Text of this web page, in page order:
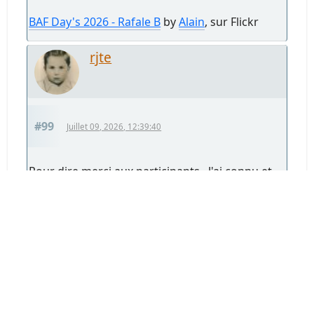
BAF Day's 2026 - Rafale B byAlain, sur Flickr
rjte
#99 Juillet 09, 2026, 12:39:40
Pour dire merci aux participants , J'ai connu et